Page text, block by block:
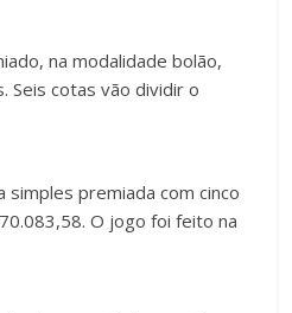
na modalidade bolão,
Seis cotas vão dividir o
simples premiada com cinco
O jogo foi feito na